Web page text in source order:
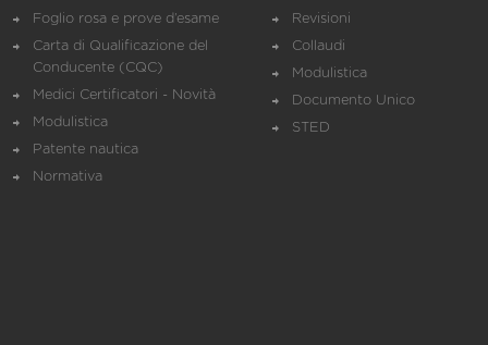
Foglio rosa e prove d’esame
Carta di Qualificazione del
Conducente (CQC)
Medici Certificatori - Novità
Modulistica
Patente nautica
Normativa
Revisioni
Collaudi
Modulistica
Documento Unico
STED